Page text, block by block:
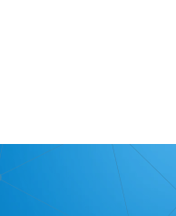
求お問い合わせログイン